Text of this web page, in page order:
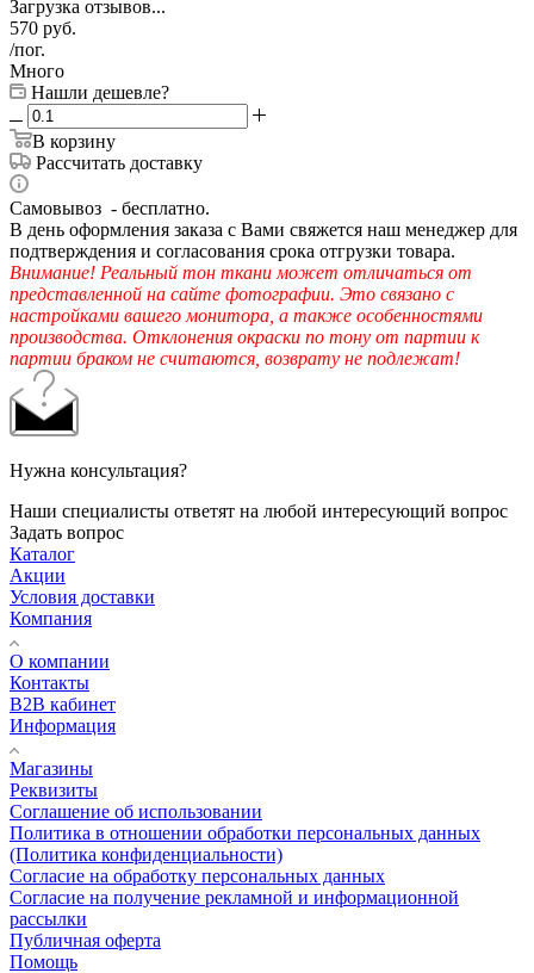
Загрузка отзывов...
570 руб.
/пог.
Много
Нашли дешевле?
В корзину
Рассчитать доставку
Самовывоз - бесплатно.
В день оформления заказа с Вами свяжется наш менеджер для
подтверждения и согласования срока отгрузки товара.
Внимание! Реальный тон ткани может отличаться от
представленной на сайте фотографии. Это связано с
настройками вашего монитора, а также особенностями
производства. Отклонения окраски по тону от партии к
партии браком не считаются, возврату не подлежат!
Нужна консультация?
Наши специалисты ответят на любой интересующий вопрос
Задать вопрос
Каталог
Акции
Условия доставки
Компания
О компании
Контакты
B2B кабинет
Информация
Магазины
Реквизиты
Соглашение об использовании
Политика в отношении обработки персональных данных
(Политика конфиденциальности)
Согласие на обработку персональных данных
Согласие на получение рекламной и информационной
рассылки
Публичная оферта
Помощь